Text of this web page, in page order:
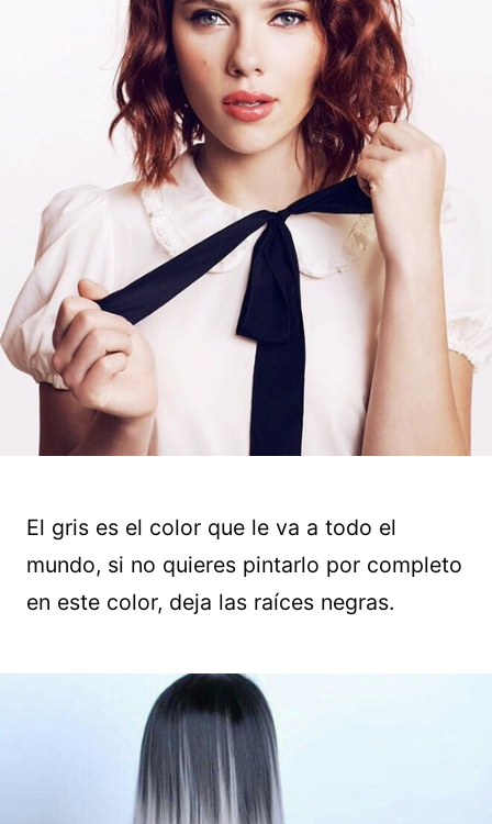
El gris es el color que le va a todo el
mundo, si no quieres pintarlo por completo
en este color, deja las raíces negras.